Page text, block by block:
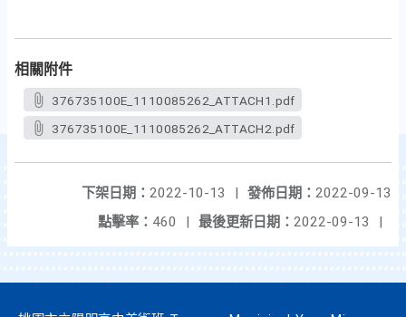
相關附件
376735100E_1110085262_ATTACH1.pdf
376735100E_1110085262_ATTACH2.pdf
發佈日期： 2022-09-13
下架日期： 2022-10-13
|
最後更新日期： 2022-09-13 |
點擊率： 460 |